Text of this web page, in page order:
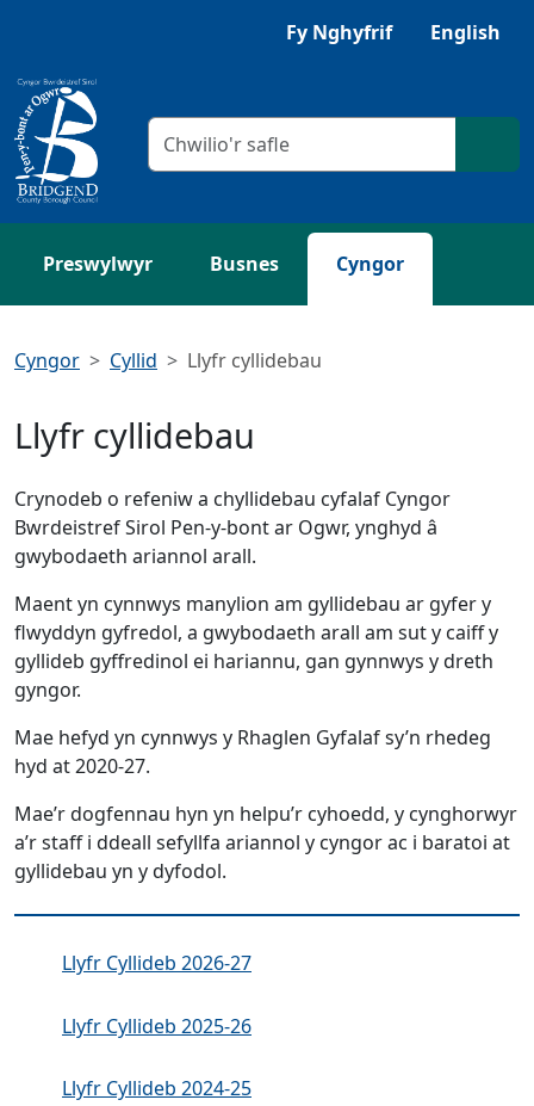
Gwrandewch gyda Browsealoud
Fy Nghyfrif English
Meini prawf chwilio
Preswylwyr Busnes Cyngor
Cyngor Cyllid Llyfr cyllidebau
Llyfr cyllidebau
Crynodeb o refeniw a chyllidebau cyfalaf Cyngor
Bwrdeistref Sirol Pen-y-bont ar Ogwr, ynghyd â
gwybodaeth ariannol arall.
Maent yn cynnwys manylion am gyllidebau ar gyfer y
flwyddyn gyfredol, a gwybodaeth arall am sut y caiff y
gyllideb gyffredinol ei hariannu, gan gynnwys y dreth
gyngor.
Mae hefyd yn cynnwys y Rhaglen Gyfalaf sy’n rhedeg
hyd at 2020-27.
Mae’r dogfennau hyn yn helpu’r cyhoedd, y cynghorwyr
a’r staff i ddeall sefyllfa ariannol y cyngor ac i baratoi at
gyllidebau yn y dyfodol.
Llyfr Cyllideb 2026-27
Llyfr Cyllideb 2025-26
Llyfr Cyllideb 2024-25